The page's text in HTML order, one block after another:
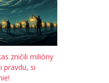
zničili milióny
pravdu, si